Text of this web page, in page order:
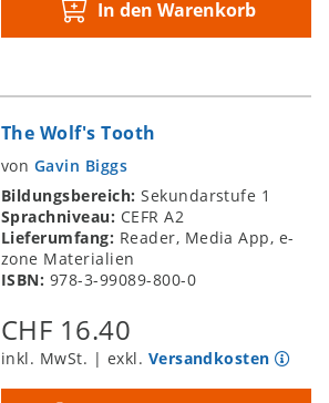
In den Warenkorb
The Wolf's Tooth
von Gavin Biggs
Bildungsbereich:Sekundarstufe 1
Sprachniveau: CEFR A2
Lieferumfang: Reader, Media App, e-
zone Materialien
ISBN: 978-3-99089-800-0
CHF 16.40
inkl. MwSt. | exkl. Versandkosten